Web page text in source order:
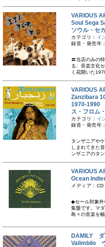
VARIOUS
Soul Sega
ソウル・セ
カテゴリ： イ
録音・発売年
〓当店のみの
る、音楽文化
く花開いた
VARIOUS
Zanzibara
1970-1990
ス・フロム
カテゴリ： イ
録音・発売年
タンザニアや
しまれてきた
ンザニアのタ
VARIOUS
Ocean
メディア：CD
◆セール対象外
集盤です。マ
島々の音楽を
DAMILY ダ
Valimbilo